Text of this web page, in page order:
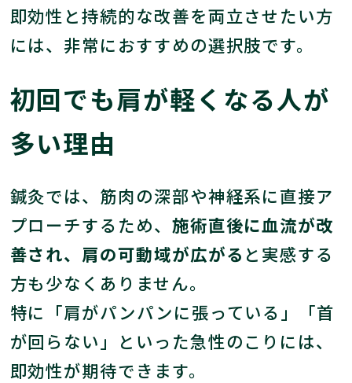
即効性と持続的な改善を両立させたい方
には、非常におすすめの選択肢です。
初回でも肩が軽くなる人が
多い理由
鍼灸では、筋肉の深部や神経系に直接ア
プローチするため、 施術直後に血流が改
善され、肩の可動域が広がる と実感する
方も少なくありません。
特に「肩がパンパンに張っている」「首
が回らない」といった急性のこりには、
即効性が期待できます。